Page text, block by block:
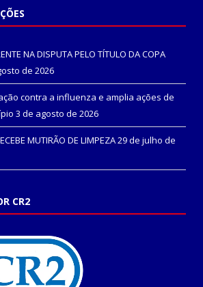
NA DISPUTA PELO TÍTULO DA COPA
de 2026
contra a influenza e amplia ações de
3 de agosto de 2026
MUTIRÃO DE LIMPEZA29 de julho de
CR2